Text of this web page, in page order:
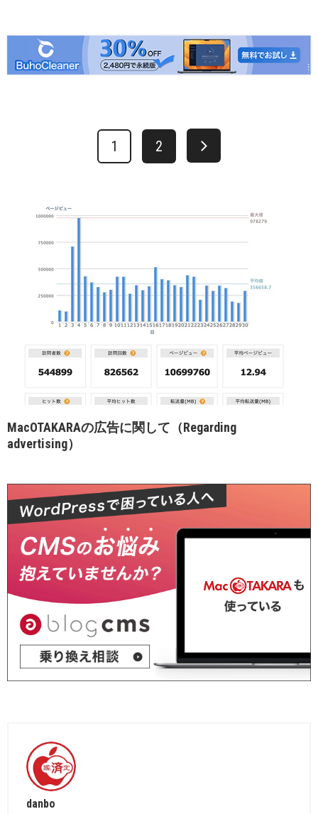
1 2
MacOTAKARAの広告に関して（Regarding
advertising）
danbo